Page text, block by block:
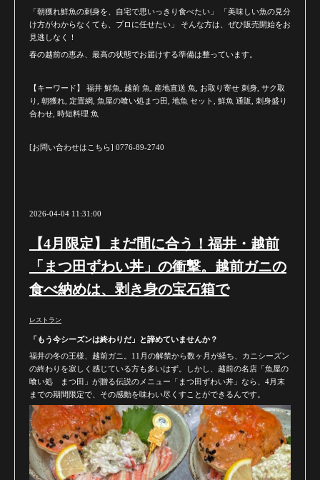
「朝獲れ鮮魚の刺身を、自宅で思いっきり食べたい」 「美味しい魚の見分
け方がわからなくても、プロに任せたい」 そんな方は、ぜひ販売開始をお
見逃しなく！
春の越前の恵み、最高の状態でお届けする準備は整っています。
【キーワード】 福井 鮮魚, 越前 魚, 産地直送 魚, お取り寄せ 刺身, サク取
り, 朝獲れ, 定置網, 魚屋の喰い処まつ田, 地魚 セット, 鮮魚 通販, 刺身盛り
合わせ, 時短料理 魚
[お問い合わせはこちら] 0776-89-2740
2026-04-04 11:31:00
【4月限定】まだ間に合う！福井・越前
「まつ田ずわい丼」の衝撃。越前ガニの
食べ納めは、剥き身の宝石箱で
レストラン
「もう今シーズンは終わりだ」と諦めていませんか？
福井の冬の王様、越前ガニ。11月の解禁から数ヶ月が経ち、カニシーズン
の終わりを寂しく感じている方も多いはず。しかし、越前の名店「魚屋の
喰い処 まつ田」が贈る伝説のメニュー「まつ田ずわい丼」なら、4月末
までの期間限定で、その感動を味わい尽くすことができるんです。